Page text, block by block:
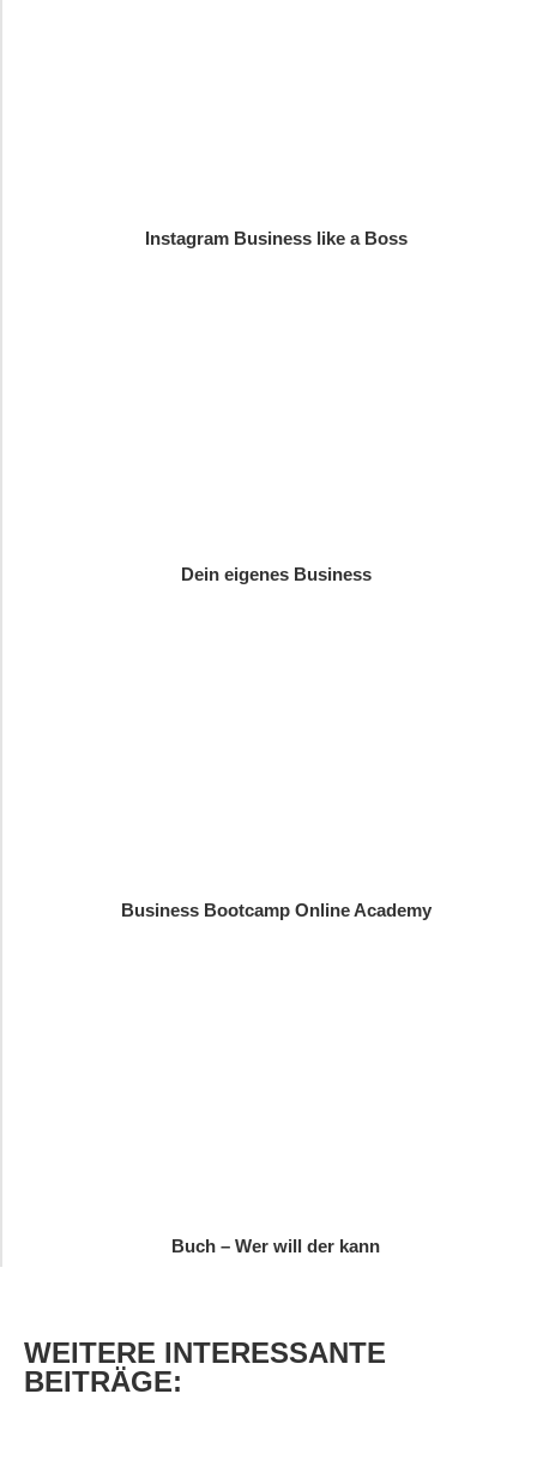
Instagram Business like a Boss
Dein eigenes Business
Business Bootcamp Online Academy
Buch – Wer will der kann
WEITERE INTERESSANTE
BEITRÄGE: